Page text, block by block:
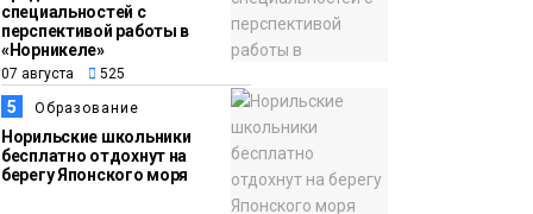
специальностей с
перспективой работы в
«Норникеле»
07 августа 525
5 Образование
Норильские школьники
бесплатно отдохнут на
берегу Японского моря